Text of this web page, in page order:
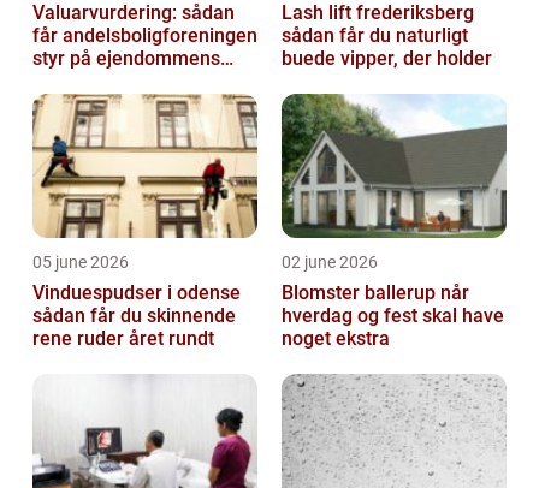
Valuarvurdering: sådan
får andelsboligforeningen
styr på ejendommens
Lash lift frederiksberg
sådan får du naturligt
buede vipper, der holder
05 june 2026
Vinduespudser i odense
sådan får du skinnende
rene ruder året rundt
02 june 2026
Blomster ballerup når
hverdag og fest skal have
noget ekstra